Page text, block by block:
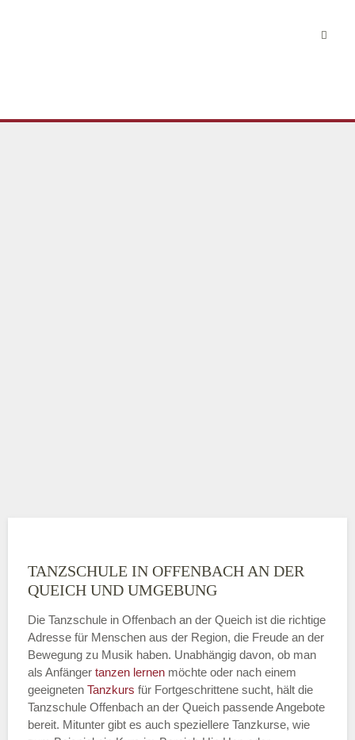
TANZSCHULE IN OFFENBACH AN DER
QUEICH UND UMGEBUNG
Die Tanzschule in Offenbach an der Queich ist die richtige
Adresse für Menschen aus der Region, die Freude an der
Bewegung zu Musik haben. Unabhängig davon, ob man
als Anfänger tanzen lernen möchte oder nach einem
geeigneten Tanzkurs für Fortgeschrittene sucht, hält die
Tanzschule Offenbach an der Queich passende Angebote
bereit. Mitunter gibt es auch speziellere Tanzkurse, wie